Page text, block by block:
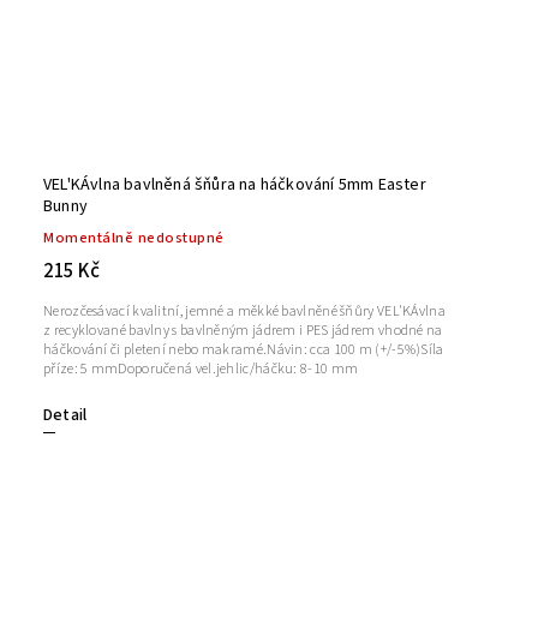
VEL'KÁvlna bavlněná šňůra na háčkování 5mm Easter
Bunny
Momentálně nedostupné
215 Kč
Detail
Nerozčesávací kvalitní, jemné a měkké bavlněné šňůry VEL'KÁvlna
z recyklované bavlny s bavlněným jádrem i PES jádrem vhodné na
háčkování či pletení nebo makramé.Návin: cca 100 m (+/-5%)Síla
příze: 5 mmDoporučená vel.jehlic/háčku: 8-10 mm